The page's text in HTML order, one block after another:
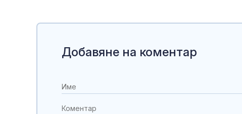
Добавяне на коментар